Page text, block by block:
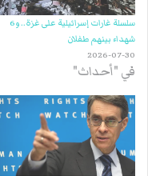
سلسلة غارات إسرائيلية على غزة.. و6
شهداء بينهم طفلان
2026-07-30
في "أحداث"